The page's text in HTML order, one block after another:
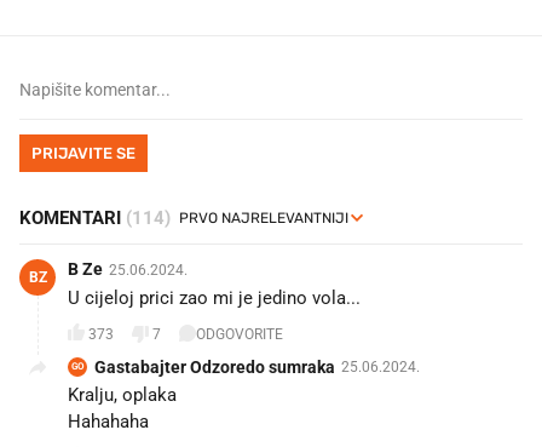
PRIJAVITE SE
KOMENTARI (114)
BZ B Ze 25.06.2024.
U cijeloj prici zao mi je jedino vola...
373 7 ODGOVORITE
GO Gastabajter Odzoredo sumraka 25.06.2024.
Kralju, oplaka
Hahahaha